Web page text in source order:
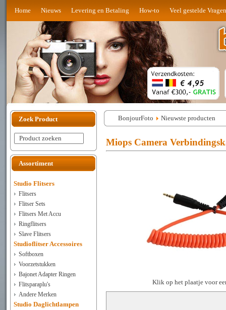
Home Nieuws Levering en Betaling How-to Veel gestelde Vragen
Zoek Product
Product zoeken
Assortiment
Studio Flitsers
Flitsers
Flitser Sets
Flitsers Met Accu
Ringflitsers
Slave Flitsers
Studioflitser Accessoires
Softboxen
Voorzetstukken
Bajonet Adapter Ringen
Flitsparaplu's
Andere Merken
Studio Daglichtlampen
BonjourFoto Nieuwste producten
Miops Camera
Klik op het plaatje voor